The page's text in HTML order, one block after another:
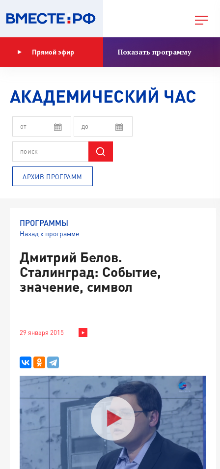
Прямой эфир Показать программу
АКАДЕМИЧЕСКИЙ ЧАС
АРХИВ ПРОГРАММ
ПРОГРАММЫ
Назад к программе
Дмитрий Белов.
Сталинград: Событие,
значение, символ
29 января 2015